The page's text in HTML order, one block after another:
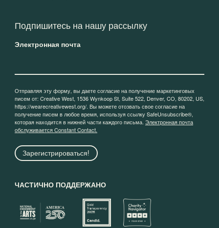
Подпишитесь на нашу рассылку
Электронная почта
Отправляя эту форму, вы даете согласие на получение маркетинговых
писем от: Creative West, 1536 Wynkoop St, Suite 522, Denver, CO, 80202, US,
https://wearecreativewest.org/. Вы можете отозвать свое согласие на
получение писем в любое время, используя ссылку SafeUnsubscribe®,
которая находится в нижней части каждого письма. Электронная почта
обслуживается Constant Contact.
Зарегистрироваться!
ЧАСТИЧНО ПОДДЕРЖАНО